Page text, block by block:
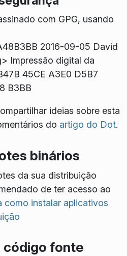
com GPG, usando
2016-09-05 David
Impressão digital da
45CE A3E0 D5B7
B3BB
ideias sobre esta
do artigo do Dot.
binários
da sua distribuição
de ter acesso ao
como instalar aplicativos
código fonte